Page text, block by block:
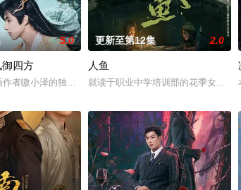
行的伪钞货币。根据党中央指示，高景波、徐邵梁、孙
5.0
四方
者嗷小泽的独家连载漫画《吾凰在上》。 现代少女奚
更新至第12集 2.0
人鱼
就读于职业中学培训部的花季女生苏